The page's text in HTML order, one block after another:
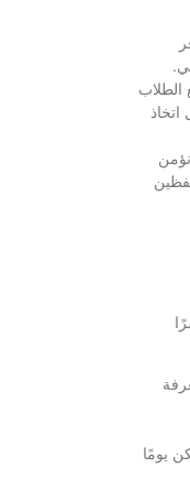
الطلاب
يومًا